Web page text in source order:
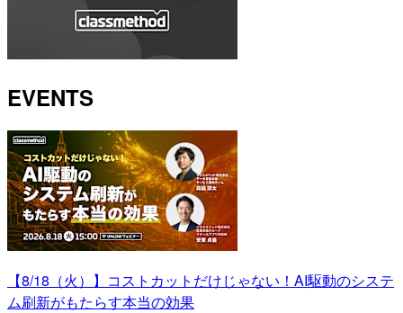
EVENTS
【8/18（火）】コストカットだけじゃない！AI駆動のシステ
ム刷新がもたらす本当の効果